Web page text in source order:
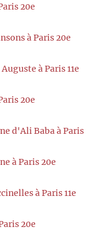
20e
à Paris 20e
à Paris 11e
20e
d'Ali Baba à Paris
à Paris 20e
à Paris 11e
20e